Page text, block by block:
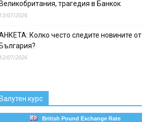
трагедия в Банкок
07/2026
Колко често следите новините от
07/2026
курс
British Pound Exchange Rate